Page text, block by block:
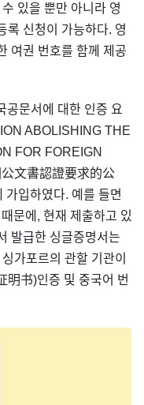
있을 뿐만 아니라 영
록 신청이 가능하다. 영
여권 번호를 함께 제공
공문서에 대한 인증 요
ABOLISHING THE
FOR FOREIGN
文書認證要求的公
입하였다. 예를 들면
문에, 현재 제출하고 있
발급한 싱글증명서는
가포르의 관할 기관이
明书)인증 및 중국어 번